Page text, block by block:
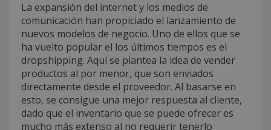
La expansión del internet y los medios de
comunicación han propiciado el lanzamiento de
nuevos modelos de negocio. Uno de ellos que se
ha vuelto popular el los últimos tiempos es el
dropshipping. Aquí se plantea la idea de vender
productos al por menor, que son enviados
directamente desde el proveedor. Al basarse en
esto, se consigue una mejor respuesta al cliente,
dado que el inventario que se puede ofrecer es
mucho más extenso al no requerir tenerlo